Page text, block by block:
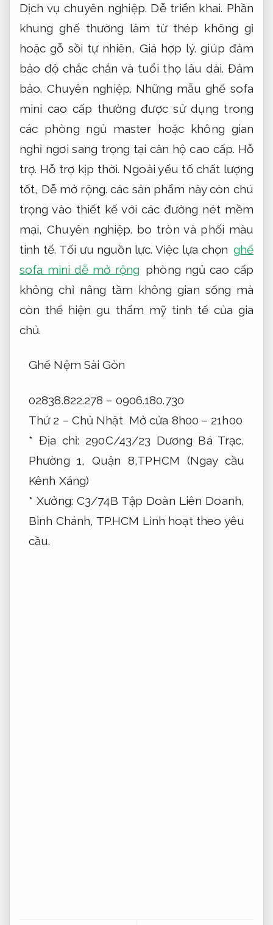
Dịch vụ chuyên nghiệp. Dễ triển khai. Phần
khung ghế thường làm từ thép không gỉ
hoặc gỗ sồi tự nhiên, Giá hợp lý. giúp đảm
bảo độ chắc chắn và tuổi thọ lâu dài. Đảm
bảo. Chuyên nghiệp. Những mẫu ghế sofa
mini cao cấp thường được sử dụng trong
các phòng ngủ master hoặc không gian
nghỉ ngơi sang trọng tại căn hộ cao cấp. Hỗ
trợ. Hỗ trợ kịp thời. Ngoài yếu tố chất lượng
tốt, Dễ mở rộng. các sản phẩm này còn chú
trọng vào thiết kế với các đường nét mềm
mại,Chuyên nghiệp. bo tròn và phối màu
tinh tế. Tối ưu nguồn lực. Việc lựa chọn ghế
sofa mini dễ mở rộng phòng ngủ cao cấp
không chỉ nâng tầm không gian sống mà
còn thể hiện gu thẩm mỹ tinh tế của gia
chủ.
Ghế Nệm Sài Gòn
02838.822.278 – 0906.180.730
Thứ 2 – Chủ Nhật Mở cửa 8h00 – 21h00
* Địa chỉ: 290C/43/23 Dương Bá Trạc,
Phường 1, Quận 8,TPHCM (Ngay cầu
Kênh Xáng)
* Xưởng: C3/74B Tập Doàn Liên Doanh,
Bình Chánh, TP.HCM Linh hoạt theo yêu
cầu.